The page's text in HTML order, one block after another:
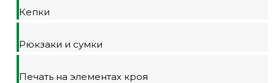
Кепки
Рюкзаки и сумки
Печать на элементах кроя